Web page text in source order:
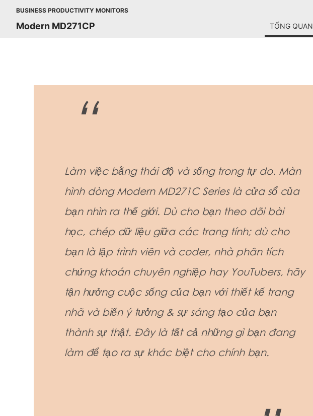
BUSINESS PRODUCTIVITY MONITORS
Modern MD271CP TỔNG QUAN
Làm việc bằng thái độ và sống trong tự do. Màn
hình dòng Modern MD271C Series là cửa sổ của
bạn nhìn ra thế giới. Dù cho bạn theo dõi bài
học, chép dữ liệu giữa các trang tính; dù cho
bạn là lập trình viên và coder, nhà phân tích
chứng khoán chuyên nghiệp hay YouTubers, hãy
tận hưởng cuộc sống của bạn với thiết kế trang
nhã và biến ý tưởng & sự sáng tạo của bạn
thành sự thật. Đây là tất cả những gì bạn đang
làm để tạo ra sự khác biệt cho chính bạn.